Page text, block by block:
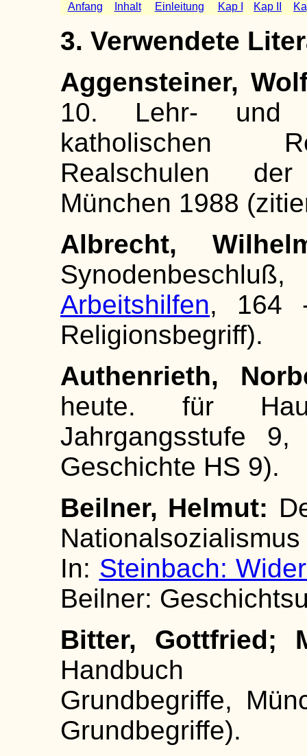
Anfang Inhalt Einleitung Kap I Kap II
3. Verwendete
Aggensteiner,
10. Lehr- und
katholischen
Realschulen
München 1988
Albrecht,
Arbeitshilfen, 164
Religionsbegriff).
Authenrieth,
heute. für
Jahrgangsstufe
Geschichte HS 9).
Beilner, Helmut:
In: Steinbach:
Beilner:
Bitter, Gottfried;
Handbuch
Grundbegriffe,
Grundbegriffe).